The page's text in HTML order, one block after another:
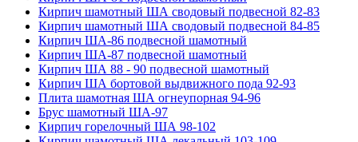
Кирпич шамотный ША сводовый подвесной 82-83
Кирпич шамотный ША сводовый подвесной 84-85
Кирпич ША-86 подвесной шамотный
Кирпич ША-87 подвесной шамотный
Кирпич ША 88 - 90 подвесной шамотный
Кирпич ША бортовой выдвижного пода 92-93
Плита шамотная ША огнеупорная 94-96
Брус шамотный ША-97
Кирпич горелочный ША 98-102